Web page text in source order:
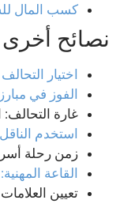
كسب المال
نصائح أخرى
اختيار
الفوز في
غارة التحالف:
استخدم
زمن رحلة
القاعة
تعيين العلامات